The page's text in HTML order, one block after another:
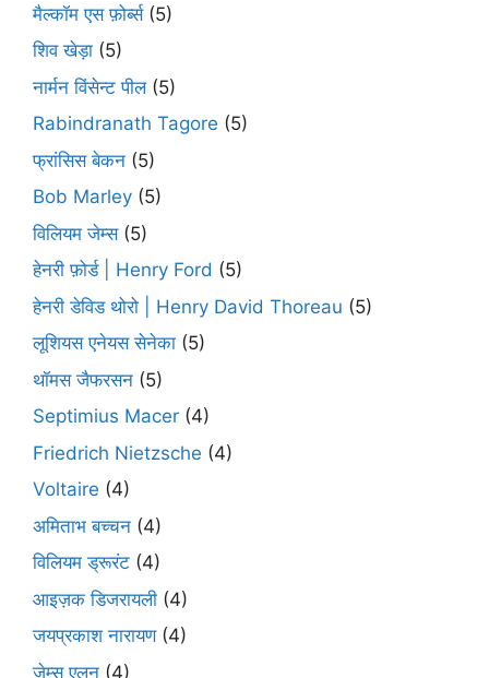
मैल्कॉम एस फ़ोर्ब्स(5)
शिव खेड़ा (5)
नार्मन विंसेन्ट पील(5)
Rabindranath Tagore (5)
फ्रांसिस बेकन (5)
Bob Marley (5)
विलियम जेम्स(5)
हेनरी फ़ोर्ड | Henry Ford (5)
हेनरी डेविड थोरो | Henry David Thoreau (5)
लूशियस एनेयस सेनेका (5)
थॉमस जैफरसन (5)
Septimius Macer (4)
Friedrich Nietzsche (4)
Voltaire (4)
अमिताभ बच्चन (4)
विलियम ड्रूरंट (4)
आइज़क डिजरायली (4)
जयप्रकाश नारायण(4)
जेम्स एलन (4)